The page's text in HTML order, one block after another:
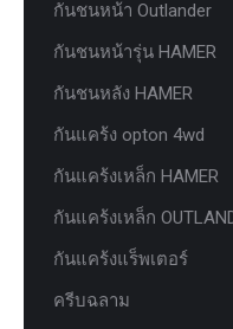
กันชนหน้า Outlander
กันชนหน้ารุ่น HAMER
กันชนหลัง HAMER
กันแคร้ง opton 4wd
กันแคร้งเหล็ก HAMER
กันแคร้งเหล็ก
กันแคร้งแร็พเตอร์
ครีบฉลาม